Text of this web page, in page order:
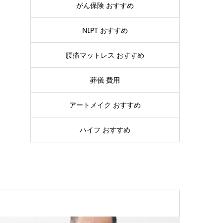
がん保険 おすすめ
NIPT おすすめ
腰痛マットレス おすすめ
葬儀 費用
アートメイク おすすめ
ハイフ おすすめ